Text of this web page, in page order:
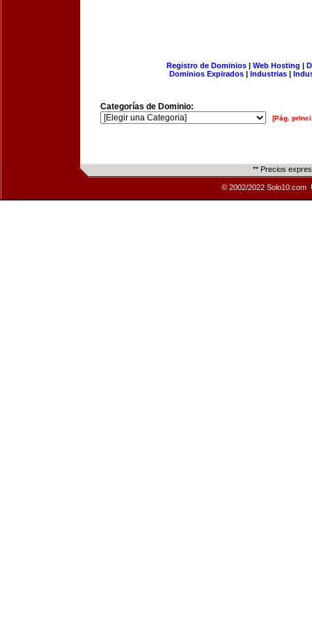
Registro de Dominios| Web Hosting |
Dominios Expirados | Industrias |
Categorías de Dominio:
[Pág.
** Precios
© 2002/2022 Solo10.com